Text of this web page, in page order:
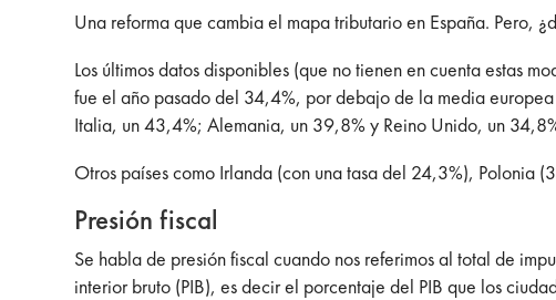
Una reforma que cambia el mapa tributario en España. Pero,
Los últimos datos disponibles (que no tienen en cuenta estas
fue el año pasado del 34,4%, por debajo de la media
Italia, un 43,4%; Alemania, un 39,8% y Reino Unido, un
Otros países como Irlanda (con una tasa del 24,3%), Polonia
Presión fiscal
Se habla de presión fiscal cuando nos referimos al total de
interior bruto (PIB), es decir el porcentaje del PIB que los